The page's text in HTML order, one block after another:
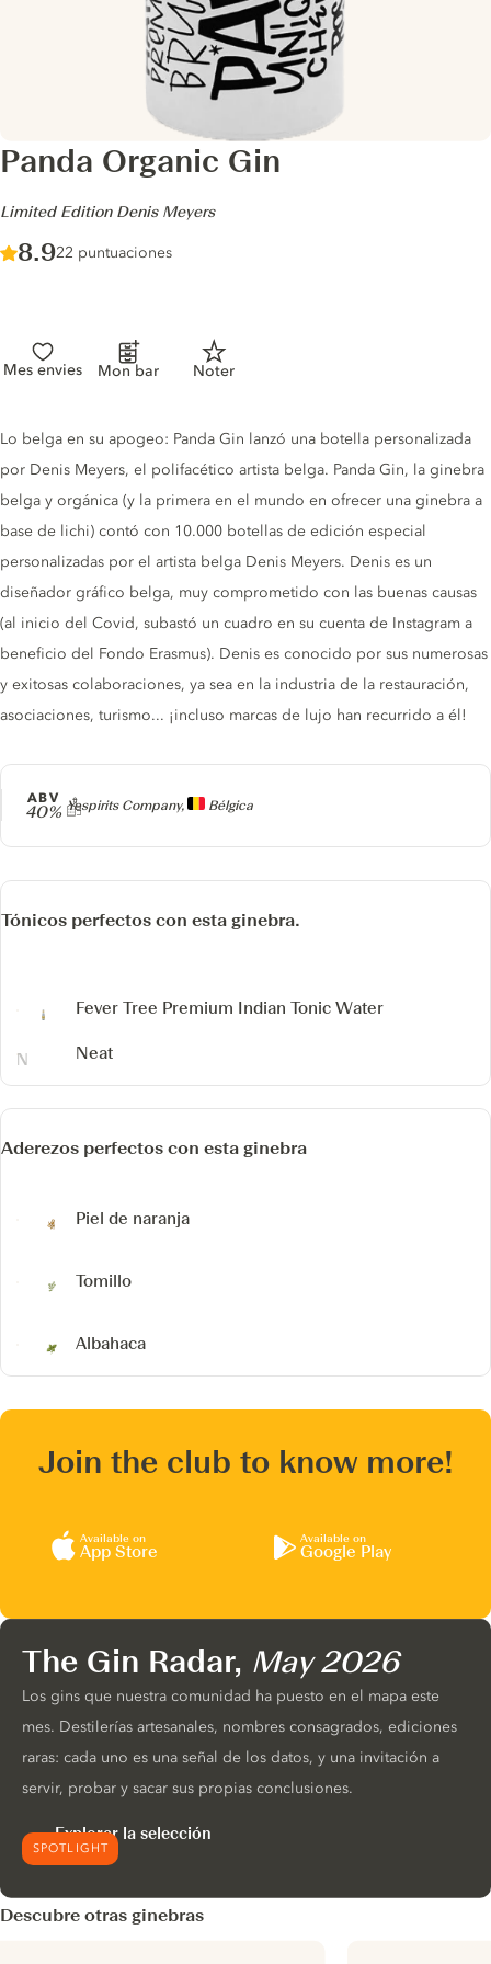
Panda Organic Gin
-
Limited Edition Denis Meyers
Score :
8.9/ 10
22 puntuaciones
Mes envies Mon bar Noter
Producer
Yespirits Company, Bélgica
ABV
40%
Gin description
Lo belga en su apogeo: Panda Gin lanzó una botella personalizada
por Denis Meyers, el polifacético artista belga. Panda Gin, la ginebra
belga y orgánica (y la primera en el mundo en ofrecer una ginebra a
base de lichi) contó con 10.000 botellas de edición especial
personalizadas por el artista belga Denis Meyers. Denis es un
diseñador gráfico belga, muy comprometido con las buenas causas
(al inicio del Covid, subastó un cuadro en su cuenta de Instagram a
beneficio del Fondo Erasmus). Denis es conocido por sus numerosas
y exitosas colaboraciones, ya sea en la industria de la restauración,
asociaciones, turismo... ¡incluso marcas de lujo han recurrido a él!
Tónicos perfectos con esta ginebra.
Fever Tree Premium Indian Tonic Water
Neat
Aderezos perfectos con esta ginebra
Piel de naranja
Tomillo
Albahaca
Join the club to know more!
Available on
App Store
Available on
Google Play
SPOTLIGHT
The Gin Radar, May 2026
Los gins que nuestra comunidad ha puesto en el mapa este
mes. Destilerías artesanales, nombres consagrados, ediciones
raras: cada uno es una señal de los datos, y una invitación a
servir, probar y sacar sus propias conclusiones.
Explorar la selección
Descubre otras ginebras